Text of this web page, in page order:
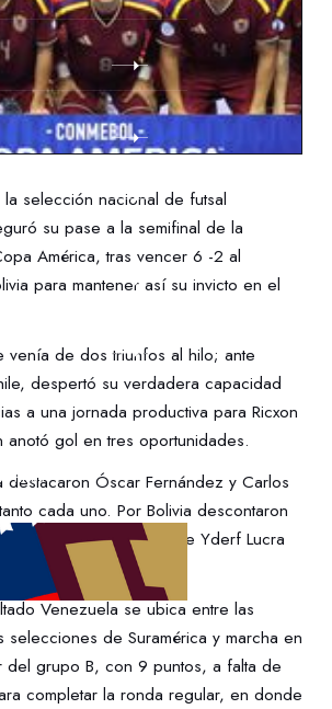
la selección nacional de futsal
su pase a la semifinal de la
América, tras vencer 6 -2 al
para mantener así su invicto en el
venía de dos triunfos al hilo; ante
despertó su verdadera capacidad
a una jornada productiva para Ricxon
anotó gol en tres oportunidades.
destacaron Óscar Fernández y Carlos
cada uno. Por Bolivia descontaron
Joel Guzmán mientras que Yderf Lucra
meta.
Venezuela se ubica entre las
selecciones de Suramérica y marcha en
del grupo B, con 9 puntos, a falta de
completar la ronda regular, en donde